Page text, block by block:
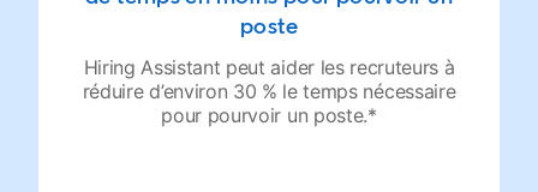
poste
Hiring Assistant peut aider les recruteurs à
réduire d’environ 30 % le temps nécessaire
pour pourvoir un poste.*